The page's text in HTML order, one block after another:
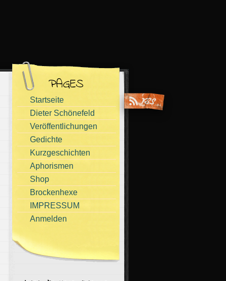
PAGES
Startseite
Dieter Schönefeld
Veröffentlichungen
Gedichte
Kurzgeschichten
Aphorismen
Shop
Brockenhexe
IMPRESSUM
Anmelden